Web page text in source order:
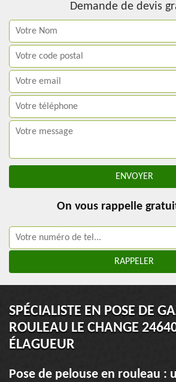
Demande de devis
On vous rappelle
SPÉCIALISTE EN POSE DE
ROULEAU LE CHANGE
ÉLAGUEUR
Pose de pelouse en rouleau :